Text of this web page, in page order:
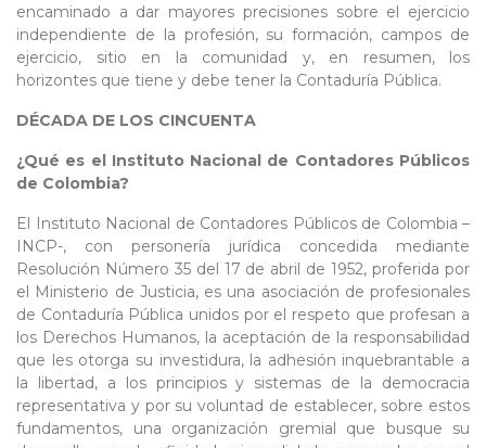
encaminado a dar mayores precisiones sobre el ejercicio
independiente de la profesión, su formación, campos de
ejercicio, sitio en la comunidad y, en resumen, los
horizontes que tiene y debe tener la Contaduría Pública.
DÉCADA DE LOS CINCUENTA
¿Qué es el Instituto Nacional de Contadores Públicos
de Colombia?
El Instituto Nacional de Contadores Públicos de Colombia –
INCP-, con personería jurídica concedida mediante
Resolución Número 35 del 17 de abril de 1952, proferida por
el Ministerio de Justicia, es una asociación de profesionales
de Contaduría Pública unidos por el respeto que profesan a
los Derechos Humanos, la aceptación de la responsabilidad
que les otorga su investidura, la adhesión inquebrantable a
la libertad, a los principios y sistemas de la democracia
representativa y por su voluntad de establecer, sobre estos
fundamentos, una organización gremial que busque su